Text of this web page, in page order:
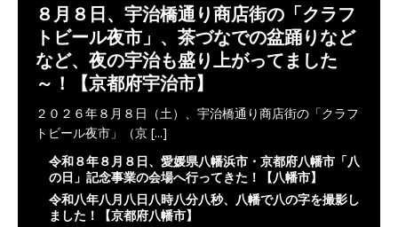
８月８日、宇治橋通り商店街の「クラフ
トビール夜市」、茶づなでの盆踊りなど
など、夜の宇治も盛り上がってました
～！【京都府宇治市】
２０２６年８月８日（土）、宇治橋通り商店街の「クラフ
トビール夜市」（京 [...]
令和８年８月８日、愛媛県八幡浜市・京都府八幡市「八
の日」記念事業の会場へ行ってきた！【八幡市】
令和八年八月八日八時八分八秒、八幡で八の字を撮影し
ました！【京都府八幡市】